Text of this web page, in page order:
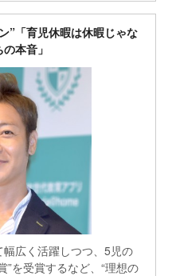
”「育児休暇は休暇じゃな
本音」
広く活躍しつつ、5児の
”を受賞するなど、“理想の